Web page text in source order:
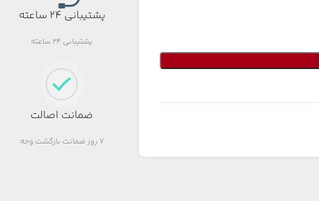
پشتیبانی 24 ساعته
پشتیبانی 24 ساعته
ضمانت اصالت
7 روز ضمانت بازگشت وجه